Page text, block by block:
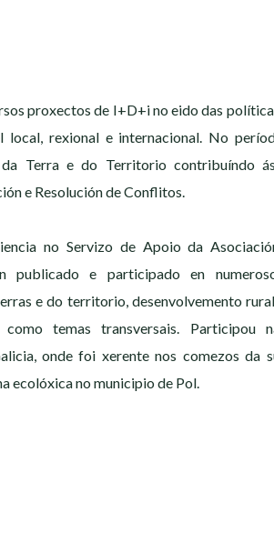
proxectos de I+D+i no eido das
rexional e internacional. No
Terra e do Territorio contribuíndo
e Resolución de Conflitos.
no Servizo de Apoio da
publicado e participado en
e do territorio, desenvolvemento
temas transversais. Participou
onde foi xerente nos comezos da
ecolóxica no municipio de Pol.